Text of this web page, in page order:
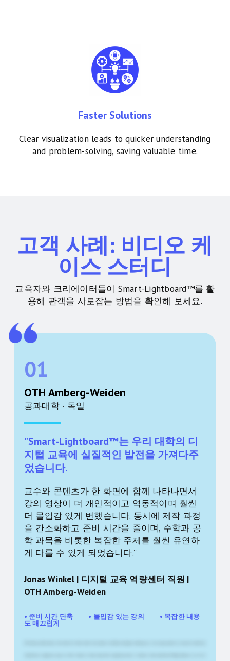
Faster Solutions
Clear visualization leads to quicker understanding
and problem-solving, saving valuable time.
고객 사례: 비디오 케
이스 스터디
교육자와 크리에이터들이 Smart-Lightboard™를 활
용해 관객을 사로잡는 방법을 확인해 보세요.
01
OTH Amberg-Weiden
공과대학 · 독일
"Smart-Lightboard™는 우리 대학의 디
지털 교육에 실질적인 발전을 가져다주
었습니다.
교수와 콘텐츠가 한 화면에 함께 나타나면서
강의 영상이 더 개인적이고 역동적이며 훨씬
더 몰입감 있게 변했습니다. 동시에 제작 과정
을 간소화하고 준비 시간을 줄이며, 수학과 공
학 과목을 비롯한 복잡한 주제를 훨씬 유연하
게 다룰 수 있게 되었습니다.”
Jonas Winkel | 디지털 교육 역량센터 직원 |
OTH Amberg-Weiden
• 준비 시간 단축 • 몰입감 있는 강의 • 복잡한 내용
도 매끄럽게